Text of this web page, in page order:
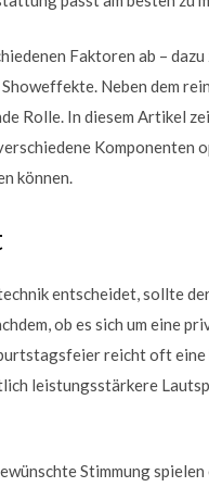
Faktoren ab –
Neben dem
Rolle. In diesem Artikel
Komponenten
können.
entscheidet, sollte
ob es sich um eine
reicht oft eine
leistungsstärkere
Stimmung